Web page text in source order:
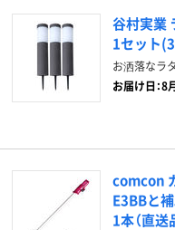
谷村実業
1セット(3
お洒落なラ
お届け日：8
comcon
E3BBと
1本（直送